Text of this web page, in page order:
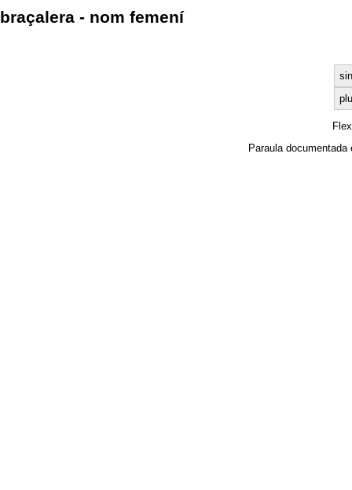
braçalera - nom femení
Paraula